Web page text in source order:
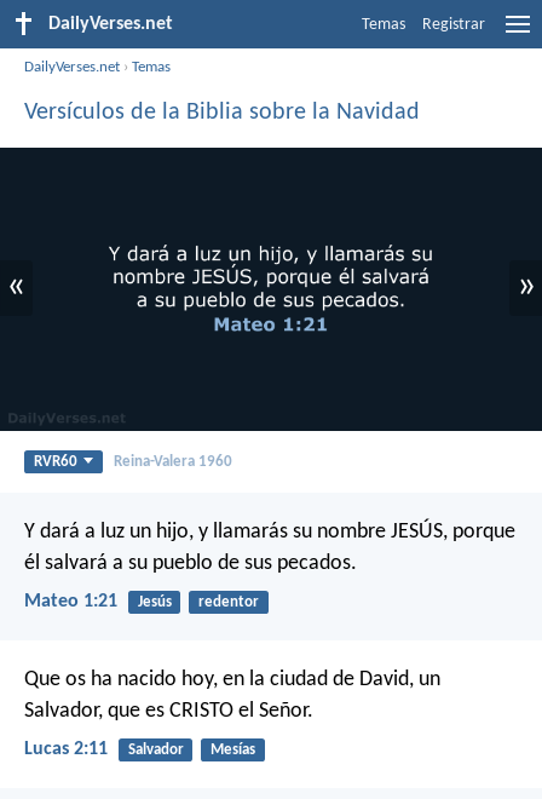
DailyVerses.net Temas Registrar
DailyVerses.net ›Temas
Versículos de la Biblia sobre la Navidad
« »
RVR60 Reina-Valera 1960
Y dará a luz un hijo, y llamarás su nombre JESÚS, porque
él salvará a su pueblo de sus pecados.
Mateo 1:21 Jesús redentor
Que os ha nacido hoy, en la ciudad de David, un
Salvador, que es CRISTO el Señor.
Lucas 2:11 Salvador Mesías